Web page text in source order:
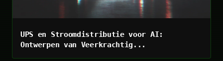
UPS en Stroomdistributie voor AI:
Ontwerpen van Veerkrachtig...